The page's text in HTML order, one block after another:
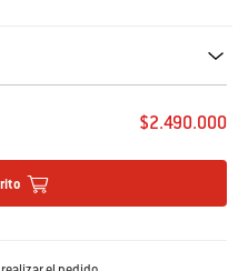
$2.490.000